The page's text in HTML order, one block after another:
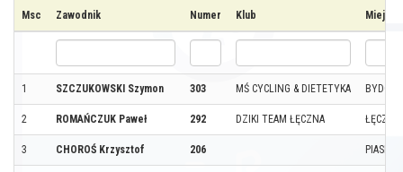
Msc Zawodnik Numer Klub
1 SZCZUKOWSKI Szymon 303 MŚ CYCLING & DIETETYKA
2 ROMAŃCZUK Paweł 292 DZIKI TEAM ŁĘCZNA ŁĘCZNA
3 CHOROŚ Krzysztof 206